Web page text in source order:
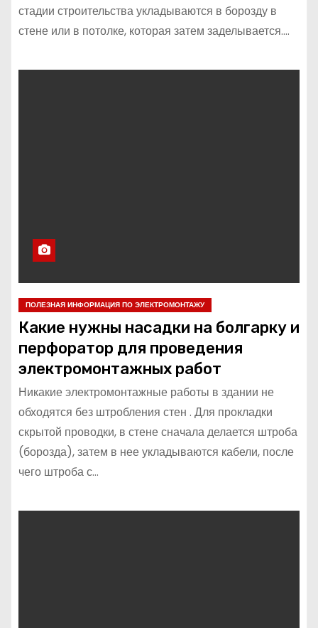
стадии строительства укладываются в борозду в
стене или в потолке, которая затем заделывается.…
ПОЛЕЗНАЯ ИНФОРМАЦИЯ ПО ЭЛЕКТРОМОНТАЖУ
Какие нужны насадки на болгарку и
перфоратор для проведения
электромонтажных работ
Никакие электромонтажные работы в здании не
обходятся без штробления стен . Для прокладки
скрытой проводки, в стене сначала делается штроба
(борозда), затем в нее укладываются кабели, после
чего штроба с…